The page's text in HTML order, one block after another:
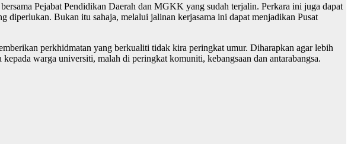
Pejabat Pendidikan Daerah dan MGKK yang sudah terjalin. Perkara ini juga dapat
diperlukan. Bukan itu sahaja, melalui jalinan kerjasama ini dapat menjadikan Pusat
perkhidmatan yang berkualiti tidak kira peringkat umur. Diharapkan agar lebih
warga universiti, malah di peringkat komuniti, kebangsaan dan antarabangsa.